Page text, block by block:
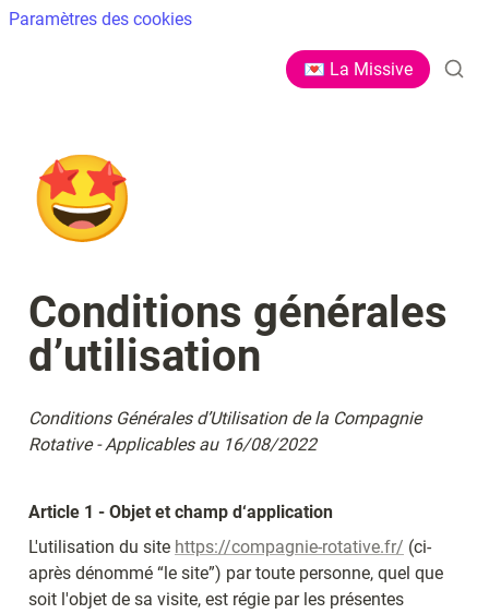
Paramètres des cookies
💌 La Missive
🤩
Conditions générales
d’utilisation
Conditions Générales d’Utilisation de la Compagnie
Rotative - Applicables au 16/08/2022
Article 1 - Objet et champ d‘application
L'utilisation du site https://compagnie-rotative.fr/ (ci-
après dénommé “le site”) par toute personne, quel que
soit l'objet de sa visite, est régie par les présentes